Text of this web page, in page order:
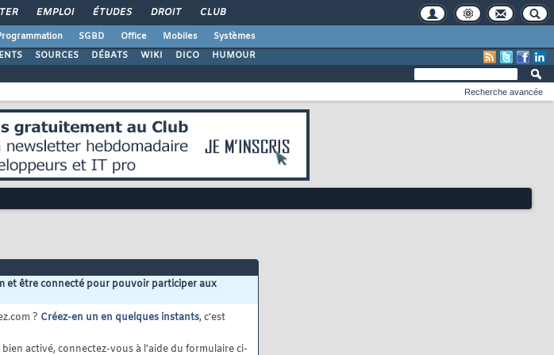
EMPLOI ÉTUDES DROIT CLUB
SGBD Office Mobiles
Systèmes
SOURCES DÉBATS WIKI DICO HUMOUR
Recherche avancée
et être connecté pour pouvoir participer aux
? Créez-en un en quelques instants, c'est
activé, connectez-vous à l'aide du formulaire ci-